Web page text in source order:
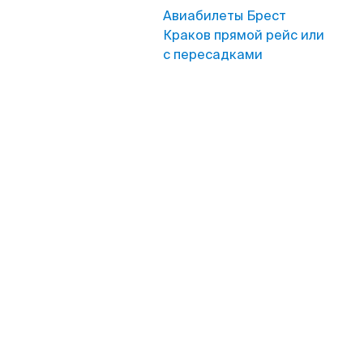
Авиабилеты Брест
Краков прямой рейс или
с пересадками